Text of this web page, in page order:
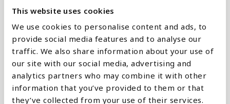
This website uses cookies
We use cookies to personalise content and ads, to
provide social media features and to analyse our
traffic. We also share information about your use of
our site with our social media, advertising and
analytics partners who may combine it with other
information that you’ve provided to them or that
they’ve collected from your use of their services.
Linje
Platt
Jämför med: